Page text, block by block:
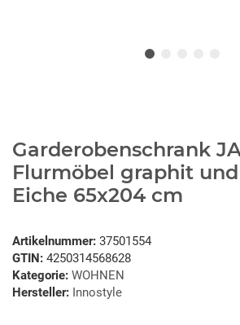
Garderobenschrank
Flurmöbel graphit
Eiche 65x204 cm
Artikelnummer: 37501554
GTIN: 4250314568628
Kategorie: WOHNEN
Hersteller: Innostyle